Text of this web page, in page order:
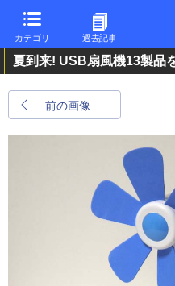
カテゴリ 過去記事
夏到来! USB扇風機13製品
前の画像